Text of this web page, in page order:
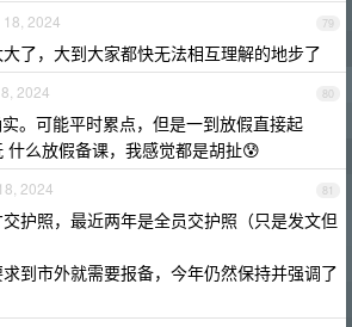
79
2024
了，大到大家都快无法相互理解的地步了
80
2024
。可能平时累点，但是一到放假直接起
什么放假备课，我感觉都是胡扯😰
81
2024
护照，最近两年是全员交护照（只是发文但
到市外就需要报备，今年仍然保持并强调了